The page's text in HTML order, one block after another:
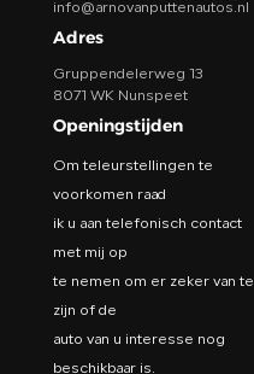
info@arnovanputtenautos.nl
Adres
Gruppendelerweg 13
8071 WK Nunspeet
Openingstijden
Om teleurstellingen te
voorkomen raad
ik u aan telefonisch contact
met mij op
te nemen om er zeker van te
zijn of de
auto van u interesse nog
beschikbaar is.